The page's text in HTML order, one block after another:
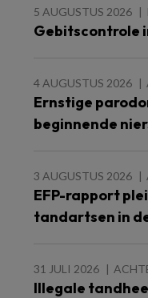
5 AUGUSTUS 2026
Gebitscontrole
4 AUGUSTUS 2026
Ernstige
beginnende
3 AUGUSTUS 2026
EFP-rapport
tandartsen in
31 JULI 2026
Illegale